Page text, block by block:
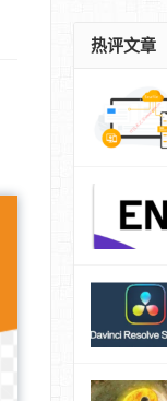
热评文章